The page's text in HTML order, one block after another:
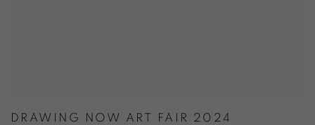
DRAWING NOW ART FAIR 2024